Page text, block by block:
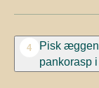
4
Pisk
pankorasp